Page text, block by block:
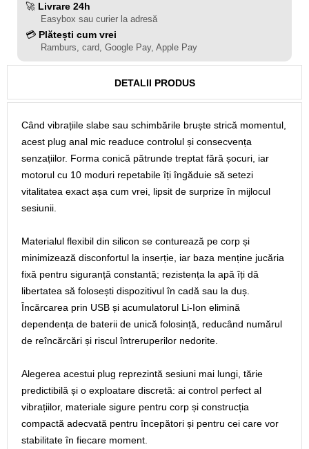
🚀 Livrare 24h
Easybox sau curier la adresă
💳 Plătești cum vrei
Ramburs, card, Google Pay, Apple Pay
DETALII PRODUS
Când vibrațiile slabe sau schimbările bruște strică momentul,
acest plug anal mic readuce controlul și consecvența
senzațiilor. Forma conică pătrunde treptat fără șocuri, iar
motorul cu 10 moduri repetabile îți îngăduie să setezi
vitalitatea exact așa cum vrei, lipsit de surprize în mijlocul
sesiunii.
Materialul flexibil din silicon se conturează pe corp și
minimizează disconfortul la inserție, iar baza menține jucăria
fixă pentru siguranță constantă; rezistența la apă îți dă
libertatea să folosești dispozitivul în cadă sau la duș.
Încărcarea prin USB și acumulatorul Li‑Ion elimină
dependența de baterii de unică folosință, reducând numărul
de reîncărcări și riscul întreruperilor nedorite.
Alegerea acestui plug reprezintă sesiuni mai lungi, tărie
predictibilă și o exploatare discretă: ai control perfect al
vibrațiilor, materiale sigure pentru corp și construcția
compactă adecvată pentru începători și pentru cei care vor
stabilitate în fiecare moment.